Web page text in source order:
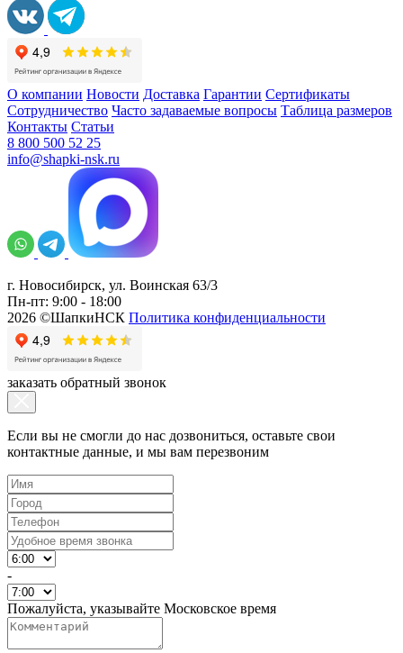
О компании Новости Доставка Гарантии Сертификаты
Сотрудничество Часто задаваемые вопросы Таблица размеров
Контакты Статьи
8 800 500 52 25
info@shapki-nsk.ru
г. Новосибирск, ул. Воинская 63/3
Пн-пт: 9:00 - 18:00
2026 ©ШапкиНСК Политика конфиденциальности
заказать обратный звонок
Если вы не смогли до нас дозвониться, оставьте свои
контактные данные, и мы вам перезвоним
-
Пожалуйста, указывайте Московское время